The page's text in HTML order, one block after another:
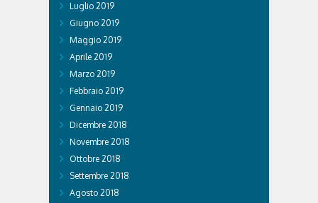
Luglio 2019
Giugno 2019
Maggio 2019
Aprile 2019
Marzo 2019
Febbraio 2019
Gennaio 2019
Dicembre 2018
Novembre 2018
Ottobre 2018
Settembre 2018
Agosto 2018